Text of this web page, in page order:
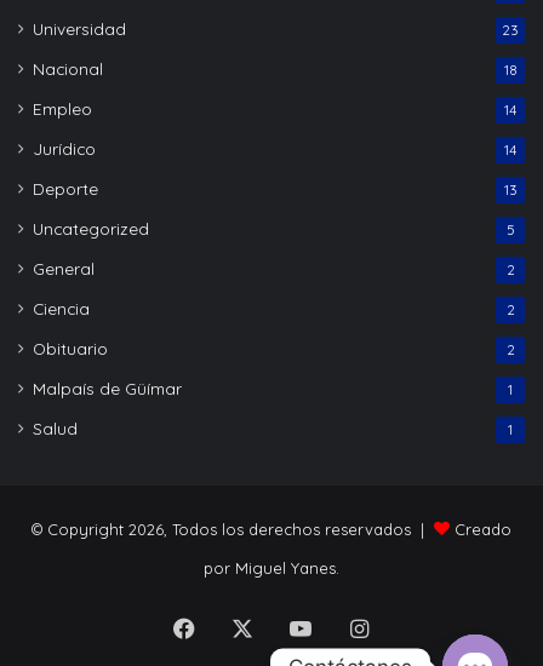
Universidad 23
Nacional 18
Empleo 14
Jurídico 14
Deporte 13
Uncategorized 5
General 2
Ciencia 2
Obituario 2
Malpaís de Güímar 1
Salud 1
© Copyright 2026, Todos los derechos reservados |
Creado
por Miguel Yanes.
Facebook YouTubeInstagram